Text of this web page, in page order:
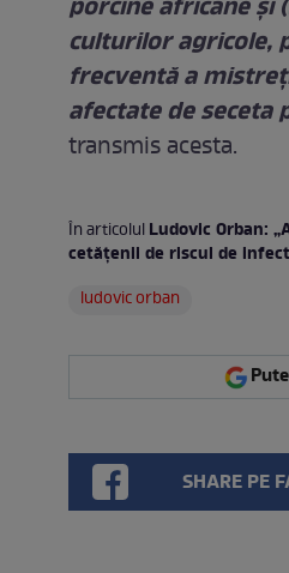
porcine africane și
culturilor agricole,
frecventă a
afectate de seceta
transmis acesta.
În articolulLudovic Orban:
cetățenii de riscul de
ludovic orban
SHARE PE